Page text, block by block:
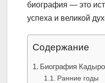
биография — это
успеха и великой
Содержание
Биография
Ранние годы